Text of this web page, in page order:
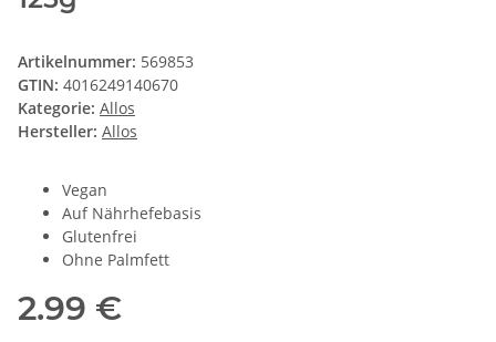
Artikelnummer: 569853
GTIN: 4016249140670
Kategorie: Allos
Hersteller: Allos
Vegan
Auf Nährhefebasis
Glutenfrei
Ohne Palmfett
2.99 €